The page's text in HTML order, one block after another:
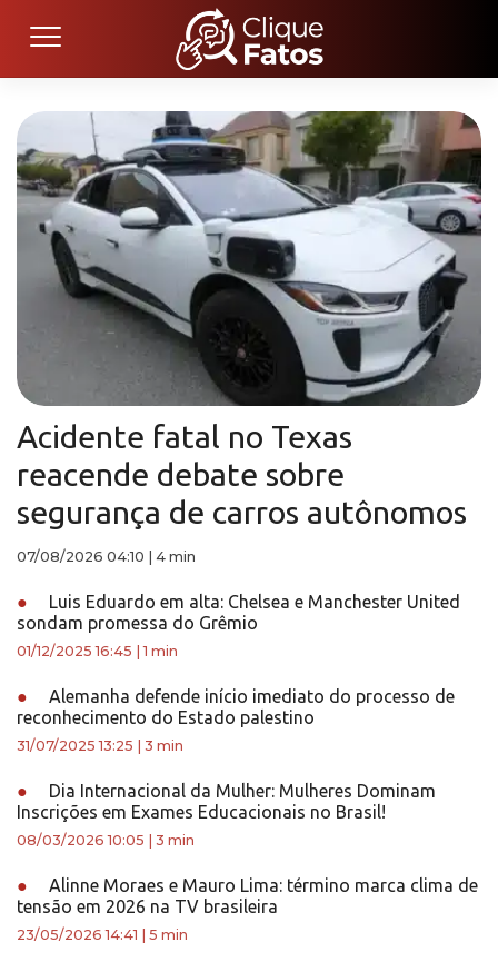
Acidente fatal no Texas
reacende debate sobre
segurança de carros autônomos
07/08/2026 04:10 4 min
●
Luis Eduardo em alta: Chelsea e Manchester United
sondam promessa do Grêmio
01/12/2025 16:45 |1 min
●
Alemanha defende início imediato do processo de
reconhecimento do Estado palestino
31/07/2025 13:25 3 min
●
Dia Internacional da Mulher: Mulheres Dominam
Inscrições em Exames Educacionais no Brasil!
08/03/2026 10:05 3 min
●
Alinne Moraes e Mauro Lima: término marca clima de
tensão em 2026 na TV brasileira
23/05/2026 14:41 5 min